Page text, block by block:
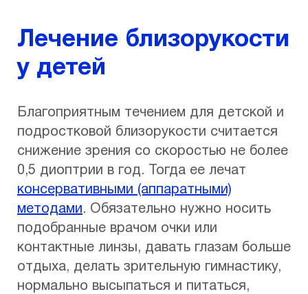
Лечение близорукости
у детей
Благоприятным течением для детской и
подростковой близорукости считается
снижение зрения со скоростью не более
0,5 диоптрии в год. Тогда ее лечат
консервативными (аппаратными)
методами. Обязательно нужно носить
подобранные врачом очки или
контактные линзы, давать глазам больше
отдыха, делать зрительную гимнастику,
нормально высыпаться и питаться,